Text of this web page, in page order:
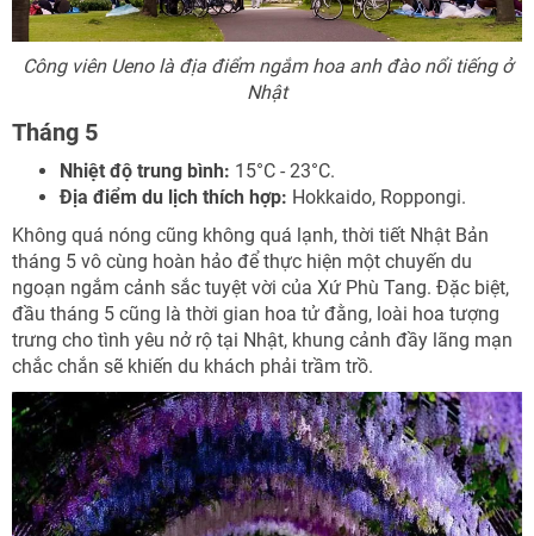
Công viên Ueno là địa điểm ngắm hoa anh đào nổi tiếng ở
Nhật
Tháng 5
Nhiệt độ trung bình: 15°C - 23°C.
Địa điểm du lịch thích hợp: Hokkaido, Roppongi.
Không quá nóng cũng không quá lạnh, thời tiết Nhật Bản
tháng 5 vô cùng hoàn hảo để thực hiện một chuyến du
ngoạn ngắm cảnh sắc tuyệt vời của Xứ Phù Tang. Đặc biệt,
đầu tháng 5 cũng là thời gian hoa tử đằng, loài hoa tượng
trưng cho tình yêu nở rộ tại Nhật, khung cảnh đầy lãng mạn
chắc chắn sẽ khiến du khách phải trầm trồ.